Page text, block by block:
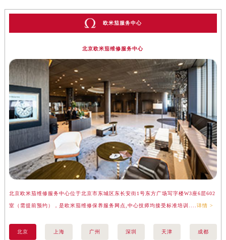
欧米茄服务中心
北京欧米茄维修服务中心
北京欧米茄维修服务中心位于北京市东城区东长安街1号东方广场写字楼W3座6层602
室（需提前预约），是欧米茄维修保养服务网点,中心技师均接受标准培训.... 详情 >
北京 上海 广州 深圳 天津 成都